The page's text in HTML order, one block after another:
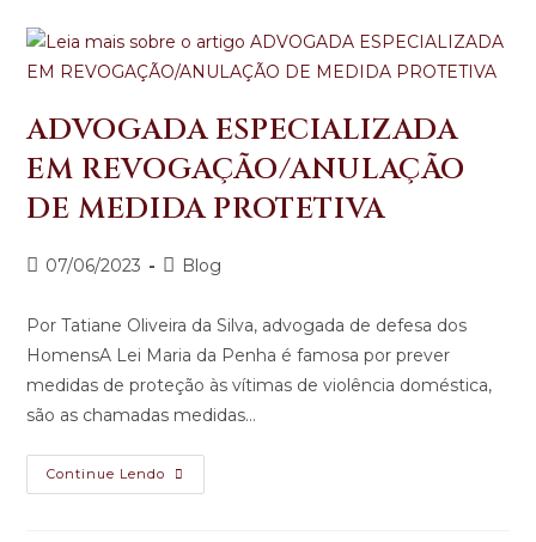
ADVOGADA ESPECIALIZADA
EM REVOGAÇÃO/ANULAÇÃO
DE MEDIDA PROTETIVA
07/06/2023 Blog
Por Tatiane Oliveira da Silva, advogada de defesa dos
HomensA Lei Maria da Penha é famosa por prever
medidas de proteção às vítimas de violência doméstica,
são as chamadas medidas…
Continue Lendo